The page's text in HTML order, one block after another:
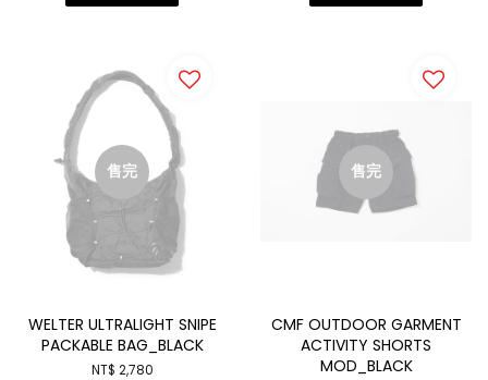
售完
WELTER ULTRALIGHT SNIPE
PACKABLE BAG_BLACK
NT$ 2,780
售完
CMF OUTDOOR GARMENT
ACTIVITY SHORTS
MOD_BLACK